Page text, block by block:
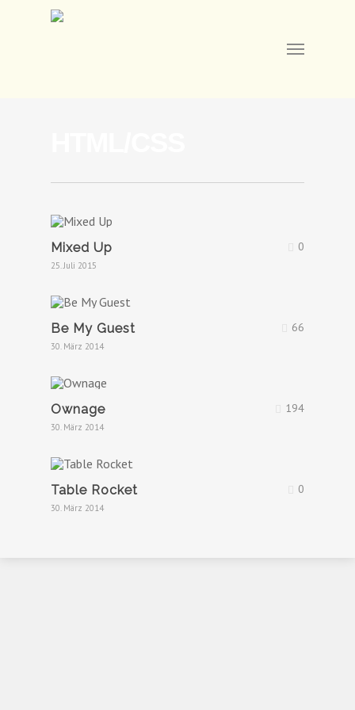
Menu
Mixed Up
25. Juli 2015
0
Be My Guest
30. März 2014
66
Ownage
30. März 2014
194
Table Rocket
30. März 2014
0